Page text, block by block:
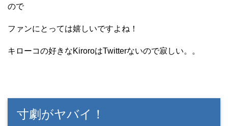
ので
ファンにとっては嬉しいですよね！
キローコの好きなKiroroはTwitterないので寂しい。。
寸劇がヤバイ！